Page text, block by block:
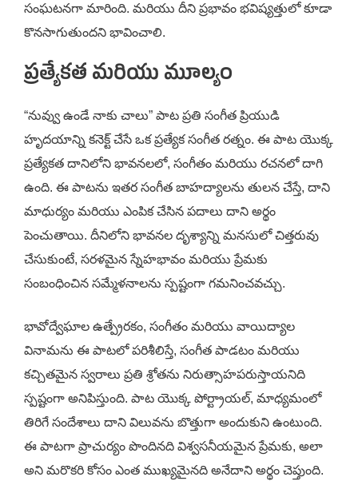
సంఘటనగా మారింది. మరియు దీని ప్రభావం భవిష్యత్తులో కూడా
కొనసాగుతుందని భావించాలి.
ప్రత్యేకత మరియు మూల్యం
“నువ్వు ఉండే నాకు చాలు” పాట ప్రతి సంగీత ప్రియుడి
హృదయాన్ని కనెక్ట్ చేసే ఒక ప్రత్యేక సంగీత రత్నం. ఈ పాట యొక్క
ప్రత్యేకత దానిలోని భావనలలో, సంగీతం మరియు రచనలో దాగి
ఉంది. ఈ పాటను ఇతర సంగీత బాహద్యాలను తులన చేస్తే, దాని
మాధుర్యం మరియు ఎంపిక చేసిన పదాలు దాని అర్థం
పెంచుతాయి. దీనిలోని భావనల దృశ్యాన్ని మనసులో చిత్తరువు
చేసుకుంటే, సరళమైన స్నేహభావం మరియు ప్రేమకు
సంబంధించిన సమ్మేళనాలను స్పష్టంగా గమనించవచ్చు.
భావోద్వేఘాల ఉత్ప్రేరకం, సంగీతం మరియు వాయిద్యాల
వినామను ఈ పాటలో పరిశీలిస్తే, సంగీత పాడటం మరియు
కచ్చితమైన స్వరాలు ప్రతి శ్రోతను నిరుత్సాహపరుస్తాయనిది
స్పష్టంగా అనిపిస్తుంది. పాట యొక్క పోర్ట్రాయల్, మాధ్యమంలో
తిరిగే సందేశాలు దాని విలువను బొత్తుగా అందుకుని ఉంటుంది.
ఈ పాటగా ప్రాచుర్యం పొందినది విశ్వసనీయమైన ప్రేమకు, అలా
అని మరొకరి కోసం ఎంత ముఖ్యమైనది అనేదాని అర్థం చెప్తుంది.